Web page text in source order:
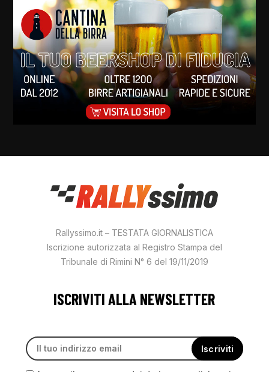
Rallyssimo.it – TESTATA GIORNALISTICA
Iscrizione autorizzata al Registro Stampa del
Tribunale di Rimini N° 6 del 19/11/2019
ISCRIVITI ALLA NEWSLETTER